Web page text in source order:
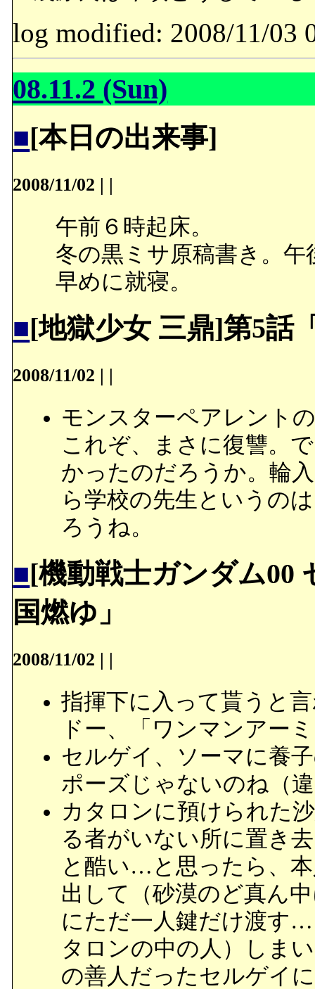
log modified: 2008/11/03
08.11.2 (Sun)
■[本日の出来事]
2008/11/02 | |
午前６時起床。
冬の黒ミサ原稿書き。午
早めに就寝。
■[地獄少女 三鼎]第5話
2008/11/02 | |
モンスターペアレント
これぞ、まさに復讐。
かったのだろうか。輪
ら学校の先生というの
ろうね。
■[機動戦士ガンダム00
国燃ゆ」
2008/11/02 | |
指揮下に入って貰うと
ドー、「ワンマンアー
セルゲイ、ソーマに養
ポーズじゃないのね（
カタロンに預けられた
る者がいない所に置き
と酷い…と思ったら、
出して（砂漠のど真ん
にただ一人鍵だけ渡す
タロンの中の人）しま
の善人だったセルゲイ